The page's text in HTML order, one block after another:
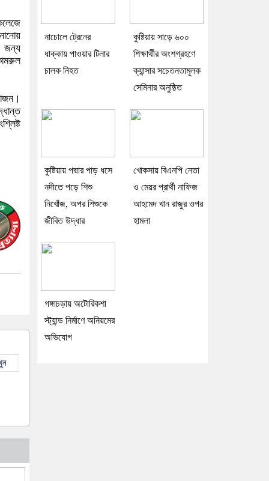
জন্য
নাচোলে ট্রেনের
ধাক্কায় পাওয়ার টিলার
চালক নিহত
কুষ্টিয়ায় সাড়ে ৬০০
শিক্ষার্থীর অংশগ্রহণে
ক্যান্সার সচেতনতামূলক
সেমিনার অনুষ্ঠিত
কুষ্টিয়ায় পদ্মার পাড় ধসে
নদীতে পড়ে শিশু
নিখোঁজ, অপর শিশুকে
জীবিত উদ্ধার
খোকসায় বিএনপি নেতা
ও মেয়র প্রার্থী নাফিজ
আহমেদ খান রাজুর ওপর
হামলা
গঙ্গাচড়ায় অটোরিকশা
স্ট্যান্ড নির্মাণে অনিয়মের
অভিযোগ